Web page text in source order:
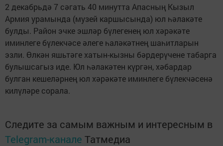
2 декабрьдә 7 сәгать 40 минутта Апасның Кызыл
Армия урамында (музей каршысында) юл һәлакәте
булды. Район эчке эшләр бүлегенең юл хәрәкәте
иминлеге бүлекчәсе әлеге һаләкәтнең шаһитларын
эзли. Өлкән яшьтәге хатын-кызны бәрдерүчене табарга
булышсагыз иде. Юл һәлакәтен күргән, хәбардар
булган кешеләрнең юл хәрәкәте иминлеге бүлекчәсенә
килүләре сорала.
Следите за самым важным и интересным в
Telegram-канале Татмедиа